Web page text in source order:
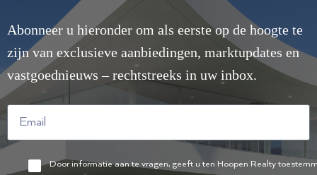
Abonneer u hieronder om als eerste op de hoogte te
zijn van exclusieve aanbiedingen, marktupdates en
vastgoednieuws – rechtstreeks in uw inbox.
Door informatie aan te vragen, geeft u ten Hoopen Realty